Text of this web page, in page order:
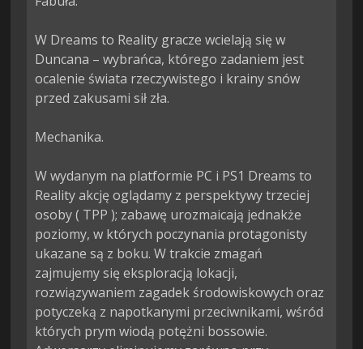
W Dreams to Reality gracze wcielają się w
Duncana – wybrańca, którego zadaniem jest
ocalenie świata rzeczywistego i krainy snów
przed zakusami sił zła.
Mechanika.
W wydanym na platformie PC i PS1 Dreams to
Reality akcję oglądamy z perspektywy trzeciej
osoby ( TPP ); zabawę urozmaicają jednakże
poziomy, w których poczynania protagonisty
ukazane są z boku. W trakcie zmagań
zajmujemy się eksploracją lokacji,
rozwiązywaniem zagadek środowiskowych oraz
potyczeką z napotkanymi przeciwnikami, wśród
których prym wiodą potężni bossowie.